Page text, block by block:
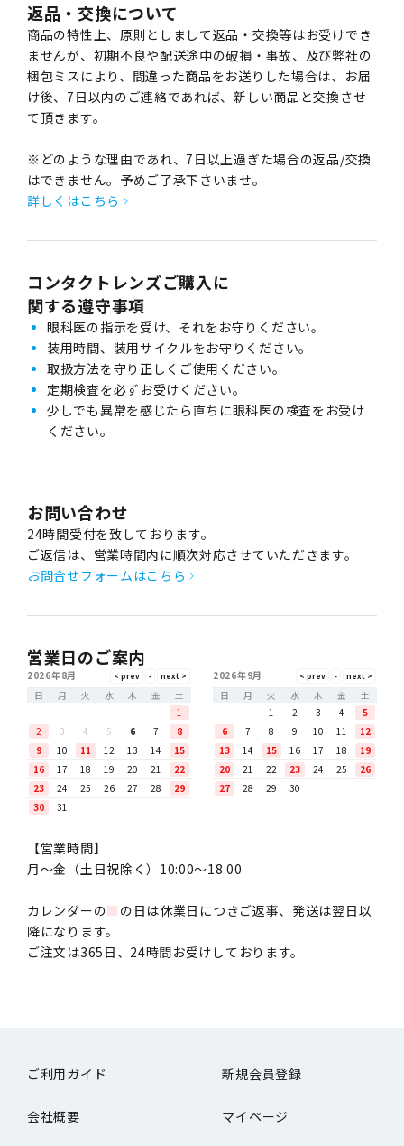
返品・交換について
商品の特性上、原則としまして返品・交換等はお受けでき
ませんが、初期不良や配送途中の破損・事故、及び弊社の
梱包ミスにより、間違った商品をお送りした場合は、お届
け後、7日以内のご連絡であれば、新しい商品と交換させ
て頂きます。
※どのような理由であれ、7日以上過ぎた場合の返品/交換
はできません。予めご了承下さいませ。
詳しくはこちら
コンタクトレンズご購入に
関する遵守事項
眼科医の指示を受け、それをお守りください。
装用時間、装用サイクルをお守りください。
取扱方法を守り正しくご使用ください。
定期検査を必ずお受けください。
少しでも異常を感じたら直ちに眼科医の検査をお受け
ください。
お問い合わせ
24時間受付を致しております。
ご返信は、営業時間内に順次対応させていただきます。
お問合せフォームはこちら
営業日のご案内
2026年8月
日
月 火 水 木 金
土
1
2
3 4 5 6 7
8
9
10 11 12 13 14
15
16
17 18 19 20 21
22
23
24 25 26 27 28
29
30
31
2026年9月
日
月 火 水 木 金
土
1
2 3 4
5
6
7 8 9 10 11
12
13
14 15 16 17 18
19
20
21 22 23 24 25
26
27
28 29 30
【営業時間】
月〜金（土日祝除く）10:00～18:00
カレンダーの■ の日は休業日につきご返事、発送は翌日以
降になります。
ご注文は365日、24時間お受けしております。
ご利用ガイド 新規会員登録
会社概要 マイページ